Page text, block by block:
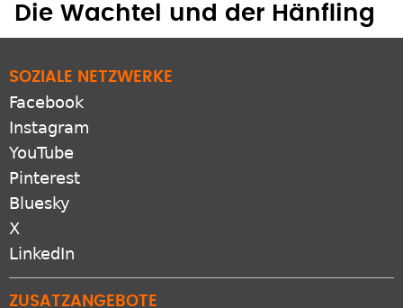
Die Wachtel und der Hänfling
SOZIALE NETZWERKE
Facebook
Instagram
YouTube
Pinterest
Bluesky
X
LinkedIn
ZUSATZANGEBOTE